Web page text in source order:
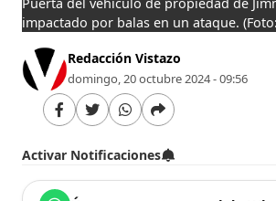
impactado por balas en un ataque.
Redacción Vistazo
domingo, 20 octubre 2024 - 09:56
Activar Notificaciones